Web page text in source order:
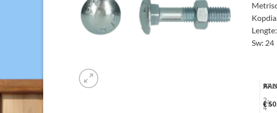
Sw: 24
%
2-
4
2%
€